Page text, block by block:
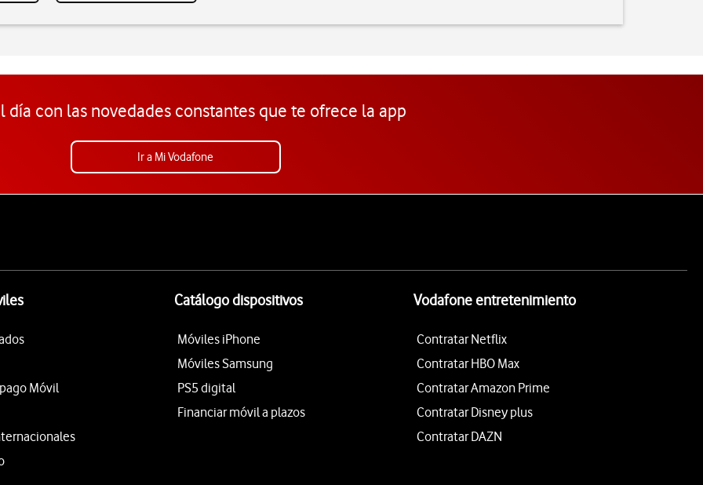
día con las novedades constantes que te ofrece la app
Ir a Mi Vodafone
Móvil
Catálogo dispositivos
Móviles iPhone
Móviles Samsung
PS5 digital
Financiar móvil a plazos
Vodafone entretenimiento
Contratar Netflix
Contratar HBO Max
Contratar Amazon Prime
Contratar Disney plus
Contratar DAZN